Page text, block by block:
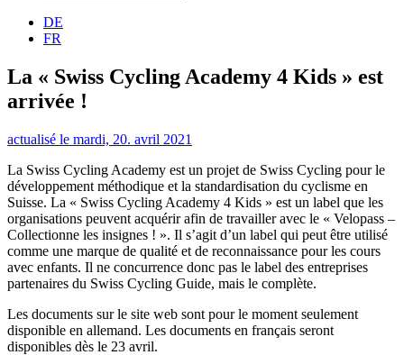
DE
FR
La « Swiss Cycling Academy 4 Kids » est
arrivée !
actualisé le mardi, 20. avril 2021
La Swiss Cycling Academy est un projet de Swiss Cycling pour le
développement méthodique et la standardisation du cyclisme en
Suisse. La « Swiss Cycling Academy 4 Kids » est un label que les
organisations peuvent acquérir afin de travailler avec le « Velopass –
Collectionne les insignes ! ». Il s’agit d’un label qui peut être utilisé
comme une marque de qualité et de reconnaissance pour les cours
avec enfants. Il ne concurrence donc pas le label des entreprises
partenaires du Swiss Cycling Guide, mais le complète.
Les documents sur le site web sont pour le moment seulement
disponible en allemand. Les documents en français seront
disponibles dès le 23 avril.